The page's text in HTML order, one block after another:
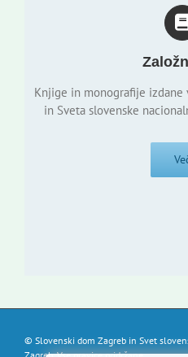
Knjige in monografije izdane
in Sveta slovenske
© Slovenski dom Zagreb in Svet